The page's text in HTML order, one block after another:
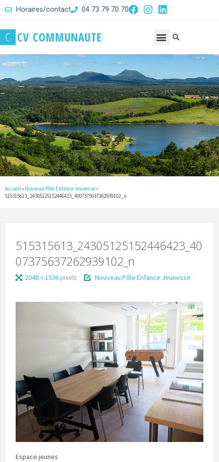
Horaires/contact 04 73 79 70 70
C CV COMMUNAUTE
Accueil » Nouveau Pôle Enfance Jeunesse»
515315613_24305125152446423_4007375637262939102_n
515315613_24305125152446423_40
07375637262939102_n
2048 × 1536 pixels Nouveau Pôle Enfance Jeunesse
Espace jeunes